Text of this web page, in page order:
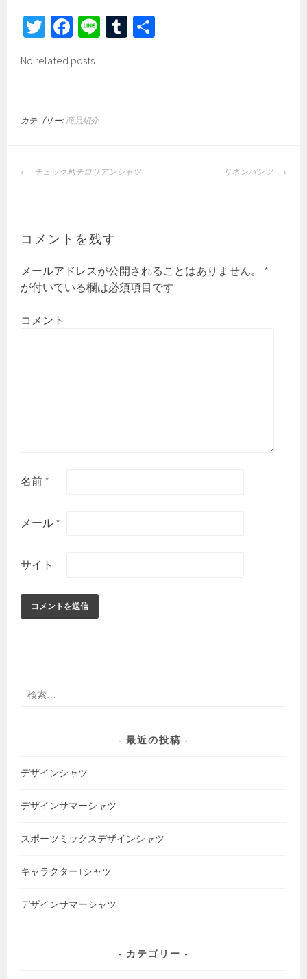
T
tt
Fa
b
ok
Li
Tu
No related posts.
カテゴリー: 商品紹介
投
ゲ
シ
ョ
チェック柄チロリアンシャツ リネンパンツ
コメントを残す
メールアドレスが公開されることはありません。
*
が付いている欄は必須項目です
コメント
名前 *
メール *
サイト
検
最近の投稿
デザインシャツ
デザインサマーシャツ
スポーツミックスデザインシャツ
キャラクターTシャツ
デザインサマーシャツ
カテゴリー